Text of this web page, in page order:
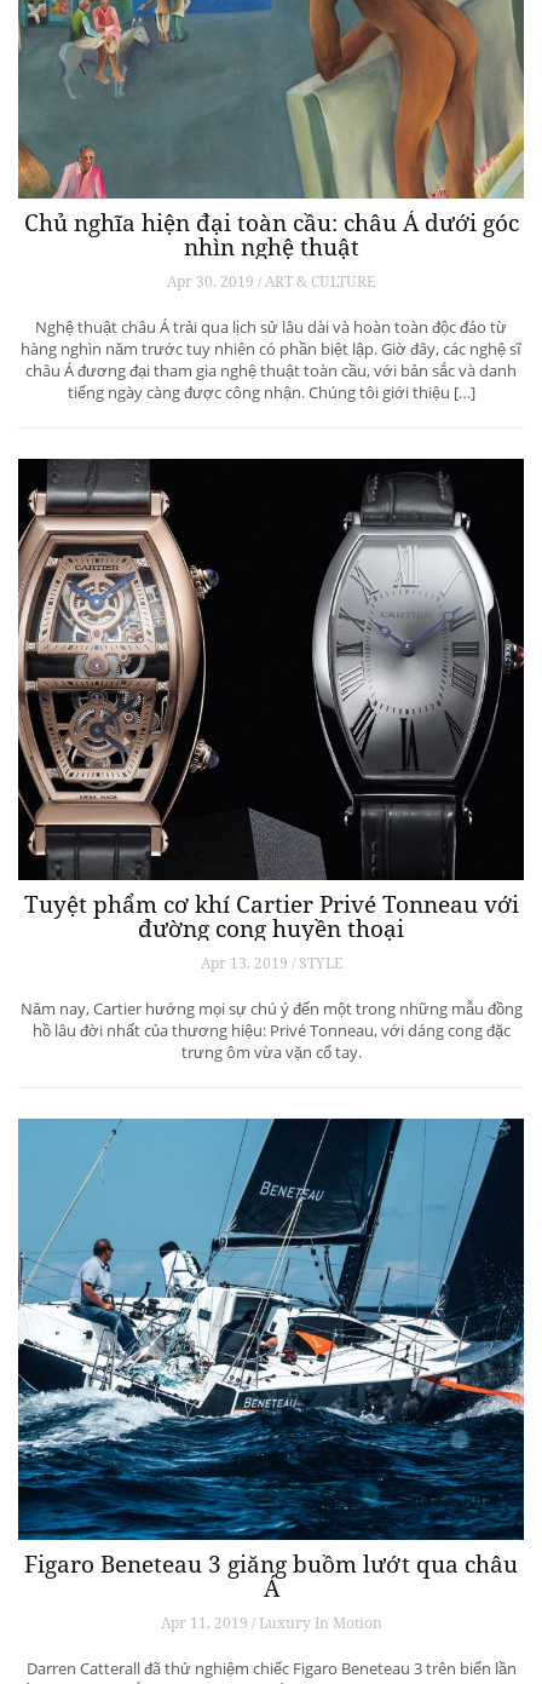
Chủ nghĩa hiện đại toàn cầu: châu Á dưới góc
nhìn nghệ thuật
Apr 30, 2019 / ART & CULTURE
Nghệ thuật châu Á trải qua lịch sử lâu dài và hoàn toàn độc đáo từ
hàng nghìn năm trước tuy nhiên có phần biệt lập. Giờ đây, các nghệ sĩ
châu Á đương đại tham gia nghệ thuật toàn cầu, với bản sắc và danh
tiếng ngày càng được công nhận. Chúng tôi giới thiệu […]
Tuyệt phẩm cơ khí Cartier Privé Tonneau với
đường cong huyền thoại
Apr 13, 2019 / STYLE
Năm nay, Cartier hướng mọi sự chú ý đến một trong những mẫu đồng
hồ lâu đời nhất của thương hiệu: Privé Tonneau, với dáng cong đặc
trưng ôm vừa vặn cổ tay.
Figaro Beneteau 3 giăng buồm lướt qua châu
Á
Apr 11, 2019 / Luxury In Motion
Darren Catterall đã thử nghiệm chiếc Figaro Beneteau 3 trên biển lần